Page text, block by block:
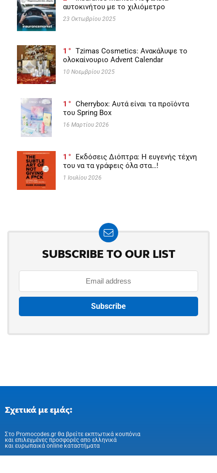
αυτοκινήτου με το χιλιόμετρο
23 Οκτωβρίου 2025
1
Tzimas Cosmetics: Ανακάλυψε το
ολοκαίνουριο Advent Calendar
10 Νοεμβρίου 2025
1
Cherrybox: Αυτά είναι τα προϊόντα
του Spring Box
16 Μαρτίου 2026
1
Εκδόσεις Διόπτρα: Η ευγενής τέχνη
του να τα γράφεις όλα στα…!
1 Ιουλίου 2026
SUBSCRIBE TO OUR LIST
Σχετικά με εμάς:
Στo Promocodes.gr θα βρείτε εκπτωτικά κουπόνια
και επιλεγμένες προσφορές απο ελληνικά
και ευρωπαικά online καταστήματα